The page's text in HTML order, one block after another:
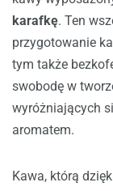
karafkę. Ten
przygotowanie
tym także
swobodę w
wyróżniających
aromatem.
Kawa, którą